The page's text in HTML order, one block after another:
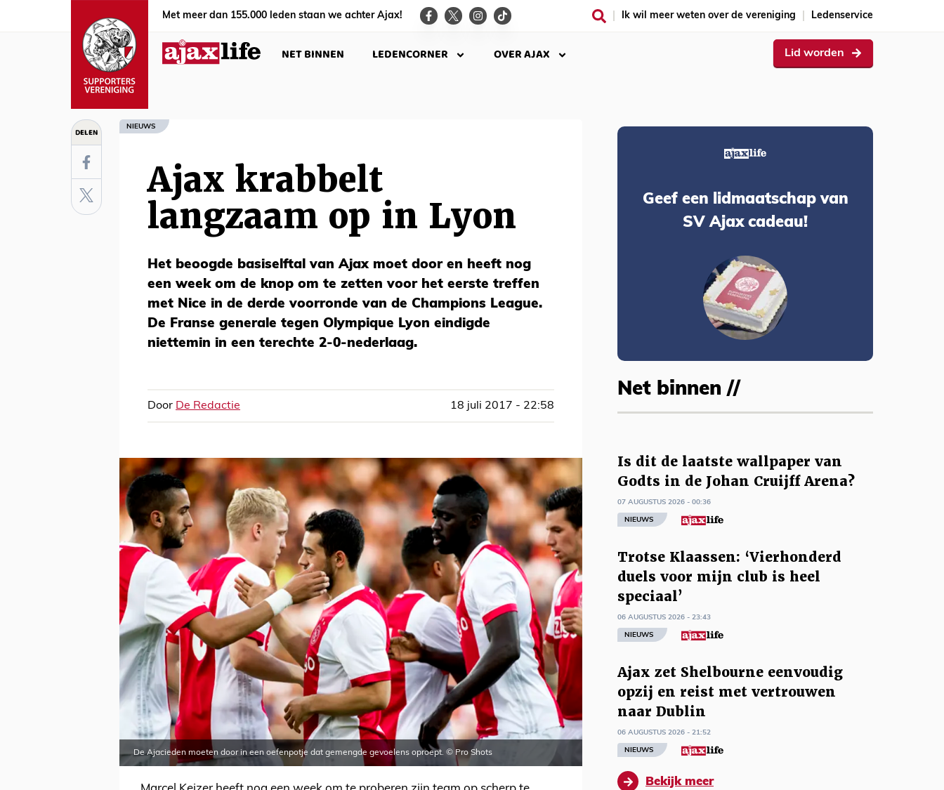
Met meer dan 155.000 leden staan we achter Ajax! Ik wil meer weten over de vereniging Ledenservice
NET BINNEN LEDENCORNER OVER AJAX Lid worden
DELEN NIEUWS
Ajax krabbelt
langzaam op in Lyon
Het beoogde basiselftal van Ajax moet door en heeft nog
een week om de knop om te zetten voor het eerste treffen
met Nice in de derde voorronde van de Champions League.
De Franse generale tegen Olympique Lyon eindigde
niettemin in een terechte 2-0-nederlaag.
Door De Redactie 18 juli 2017 - 22:58
De Ajacieden moeten door in een oefenpotje dat gemengde gevoelens oproept. © Pro Shots
Geef een lidmaatschap van
SV Ajax cadeau!
Net binnen //
Is dit de laatste wallpaper van
Godts in de Johan Cruijff Arena?
07 AUGUSTUS 2026 - 00:36
NIEUWS
Trotse Klaassen: ‘Vierhonderd
duels voor mijn club is heel
speciaal’
06 AUGUSTUS 2026 - 23:43
NIEUWS
Ajax zet Shelbourne eenvoudig
opzij en reist met vertrouwen
naar Dublin
06 AUGUSTUS 2026 - 21:52
NIEUWS
Bekijk meer